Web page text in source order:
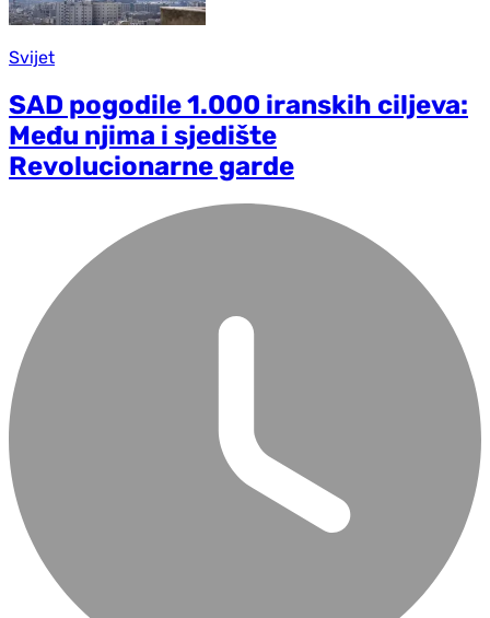
Svijet
SAD pogodile 1.000 iranskih ciljeva:
Među njima i sjedište
Revolucionarne garde